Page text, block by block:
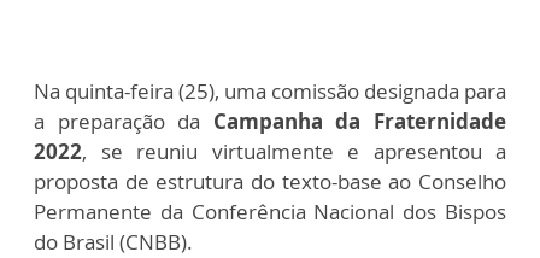
Na quinta-feira (25), uma comissão designada para
a preparação da Campanha da Fraternidade
2022, se reuniu virtualmente e apresentou a
proposta de estrutura do texto-base ao Conselho
Permanente da Conferência Nacional dos Bispos
do Brasil (CNBB).